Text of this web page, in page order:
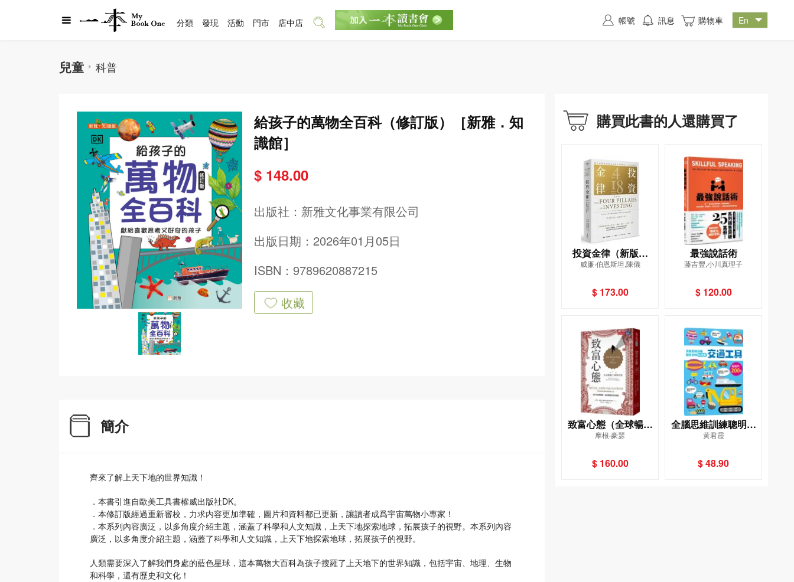
兒童 科普
給孩子的萬物全百科（修訂版）［新雅．知
識館］
$ 148.00
出版社： 新雅文化事業有限公司
出版日期：2026年01月05日
ISBN：9789620887215
收藏
簡介
齊來了解上天下地的世界知識！
．本書引進自歐美工具書權威出版社DK。
．本修訂版經過重新審校，力求内容更加準確，圖片和資料都已更新，讓讀者成爲宇宙萬物小專家！
．本系列內容廣泛，以多角度介紹主題，涵蓋了科學和人文知識，上天下地探索地球，拓展孩子的視野。本系列內容
廣泛，以多角度介紹主題，涵蓋了科學和人文知識，上天下地探索地球，拓展孩子的視野。
人類需要深入了解我們身處的藍色星球，這本萬物大百科為孩子搜羅了上天地下的世界知識，包括宇宙、地理、生物
和科學，還有歷史和文化！
購買此書的人還購買了
投資金律（新版）
——建立必勝投資組
堂必修課
威廉‧伯恩斯坦,陳儀
$ 173.00
最強說話術
藤吉豐,小川真理子
$ 120.00
致富心態（全球暢銷
千萬增訂版）——關
的20堂理財課
摩根‧豪瑟
$ 160.00
全腦思維訓練聰明百
科貼紙書（交通工
黃君霞
$ 48.90
分類 發現 活動 門市 店中店 帳號 訊息 購物車